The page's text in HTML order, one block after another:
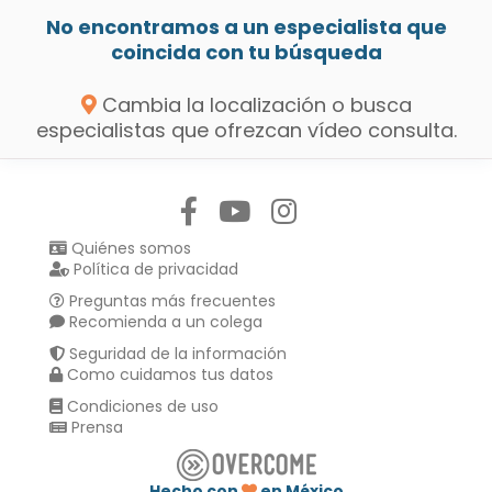
No encontramos a un especialista que
coincida con tu búsqueda
Cambia la localización o busca
especialistas que ofrezcan vídeo consulta.
Quiénes somos
Política de privacidad
Preguntas más frecuentes
Recomienda a un colega
Seguridad de la información
Como cuidamos tus datos
Condiciones de uso
Prensa